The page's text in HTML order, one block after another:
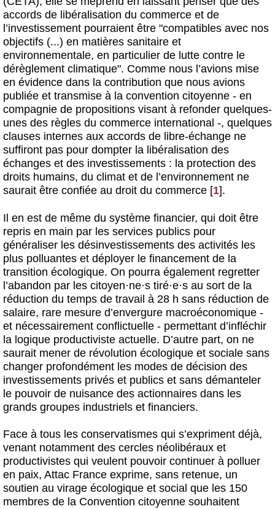
accords de libéralisation du commerce et de
l’investissement pourraient être "compatibles avec nos
objectifs (...) en matières sanitaire et
environnementale, en particulier de lutte contre le
dérèglement climatique". Comme nous l’avions mise
en évidence dans la contribution que nous avions
publiée et transmise à la convention citoyenne - en
compagnie de propositions visant à refonder quelques-
unes des règles du commerce international -, quelques
clauses internes aux accords de libre-échange ne
suffiront pas pour dompter la libéralisation des
échanges et des investissements : la protection des
droits humains, du climat et de l’environnement ne
saurait être confiée au droit du commerce [1].
Il en est de même du système financier, qui doit être
repris en main par les services publics pour
généraliser les désinvestissements des activités les
plus polluantes et déployer le financement de la
transition écologique. On pourra également regretter
l’abandon par les citoyen·ne·s tiré·e·s au sort de la
réduction du temps de travail à 28 h sans réduction de
salaire, rare mesure d’envergure macroéconomique -
et nécessairement conflictuelle - permettant d’infléchir
la logique productiviste actuelle. D’autre part, on ne
saurait mener de révolution écologique et sociale sans
changer profondément les modes de décision des
investissements privés et publics et sans démanteler
le pouvoir de nuisance des actionnaires dans les
grands groupes industriels et financiers.
Face à tous les conservatismes qui s’expriment déjà,
venant notamment des cercles néolibéraux et
productivistes qui veulent pouvoir continuer à polluer
en paix, Attac France exprime, sans retenue, un
soutien au virage écologique et social que les 150
membres de la Convention citoyenne souhaitent